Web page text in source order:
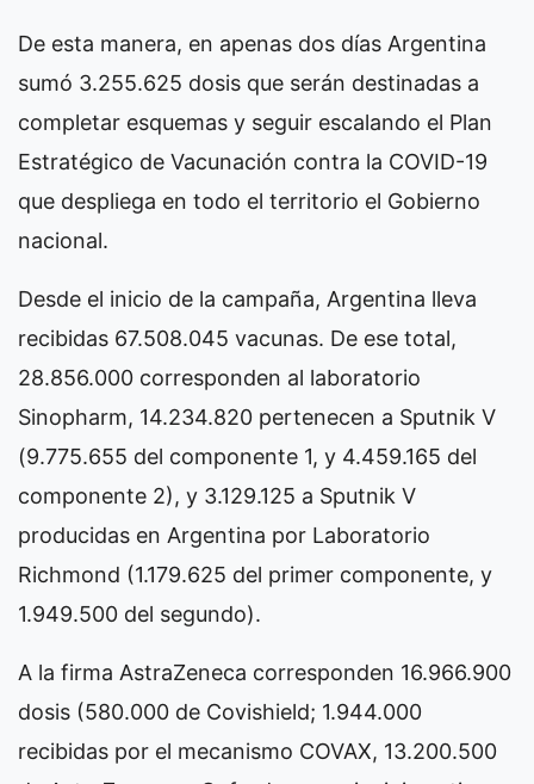
De esta manera, en apenas dos días Argentina
sumó 3.255.625 dosis que serán destinadas a
completar esquemas y seguir escalando el Plan
Estratégico de Vacunación contra la COVID-19
que despliega en todo el territorio el Gobierno
nacional.
Desde el inicio de la campaña, Argentina lleva
recibidas 67.508.045 vacunas. De ese total,
28.856.000 corresponden al laboratorio
Sinopharm, 14.234.820 pertenecen a Sputnik V
(9.775.655 del componente 1, y 4.459.165 del
componente 2), y 3.129.125 a Sputnik V
producidas en Argentina por Laboratorio
Richmond (1.179.625 del primer componente, y
1.949.500 del segundo).
A la firma AstraZeneca corresponden 16.966.900
dosis (580.000 de Covishield; 1.944.000
recibidas por el mecanismo COVAX, 13.200.500